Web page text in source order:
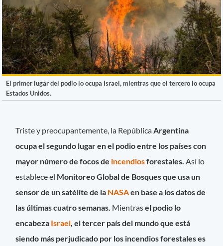
El primer lugar del podio lo ocupa Israel, mientras que el tercero lo ocupa
Estados Unidos.
Triste y preocupantemente, la República Argentina
ocupa el segundo lugar en el podio entre los países con
mayor número de focos de incendiosforestales. Así lo
estableceel Monitoreo Global de Bosques que usa un
sensor de un satélite de la NASAen base a los datos de
las últimas cuatro semanas. Mientrasel podio lo
encabeza Israel , el tercer país del mundo que está
siendo más perjudicado por los incendios forestales es